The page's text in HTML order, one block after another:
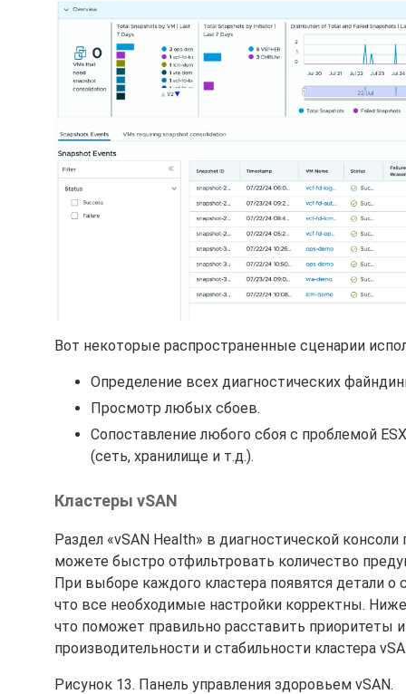
Вот некоторые распространенные сценарии
Определение всех диагностических
Просмотр любых сбоев.
Сопоставление любого сбоя с проблемой
(сеть, хранилище и т.д.).
Кластеры vSAN
Раздел «vSAN Health» в диагностической
можете быстро отфильтровать количество
При выборе каждого кластера появятся детали
что все необходимые настройки корректны.
что поможет правильно расставить приоритеты
производительности и стабильности кластера
Рисунок 13. Панель управления здоровьем vSAN.